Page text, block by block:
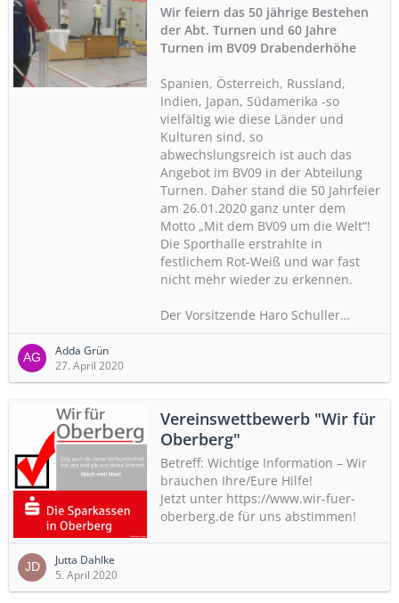
Wir feiern das 50 jährige Bestehen
der Abt. Turnen und 60 Jahre
Turnen im BV09 Drabenderhöhe
Spanien, Österreich, Russland,
Indien, Japan, Südamerika -so
vielfältig wie diese Länder und
Kulturen sind, so
abwechslungsreich ist auch das
Angebot im BV09 in der Abteilung
Turnen. Daher stand die 50 Jahrfeier
am 26.01.2020 ganz unter dem
Motto „Mit dem BV09 um die Welt“!
Die Sporthalle erstrahlte in
festlichem Rot-Weiß und war fast
nicht mehr wieder zu erkennen.
Der Vorsitzende Haro Schuller…
Adda Grün
27. April 2020
Vereinswettbewerb "Wir für
Oberberg"
Betreff: Wichtige Information – Wir
brauchen Ihre/Eure Hilfe!
Jetzt unter https://www.wir-fuer-
oberberg.de für uns abstimmen!
Jutta Dahlke
5. April 2020